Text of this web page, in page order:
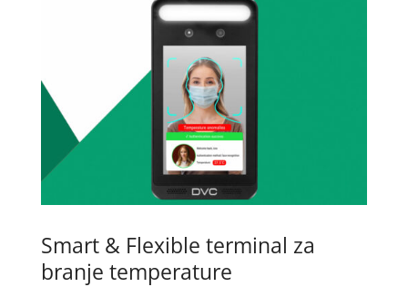
Smart & Flexible terminal za
branje temperature